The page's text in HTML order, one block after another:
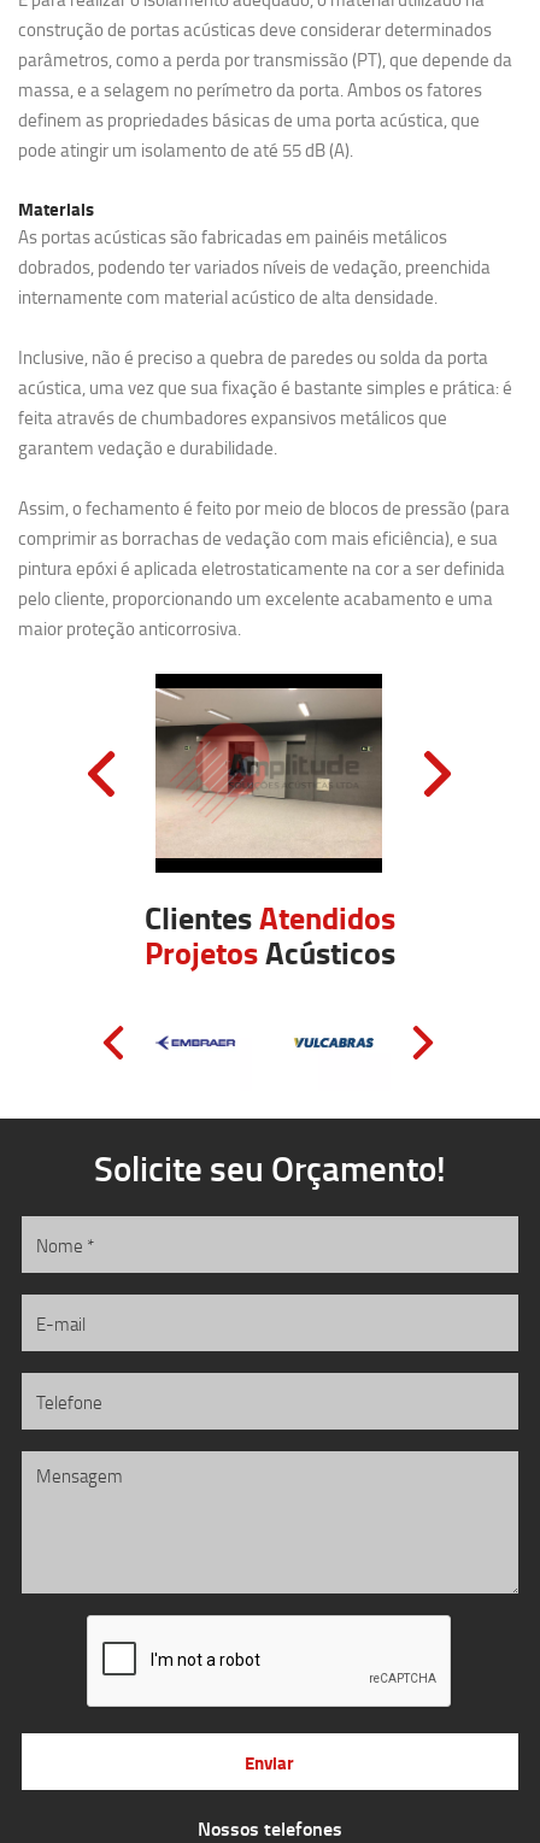
construção de portas acústicas deve considerar determinados
parâmetros, como a perda por transmissão (PT), que depende da
massa, e a selagem no perímetro da porta. Ambos os fatores
definem as propriedades básicas de uma porta acústica, que
pode atingir um isolamento de até 55 dB (A).
Materiais
As portas acústicas são fabricadas em painéis metálicos
dobrados, podendo ter variados níveis de vedação, preenchida
internamente com material acústico de alta densidade.
Inclusive, não é preciso a quebra de paredes ou solda da porta
acústica, uma vez que sua fixação é bastante simples e prática: é
feita através de chumbadores expansivos metálicos que
garantem vedação e durabilidade.
Assim, o fechamento é feito por meio de blocos de pressão (para
comprimir as borrachas de vedação com mais eficiência), e sua
pintura epóxi é aplicada eletrostaticamente na cor a ser definida
pelo cliente, proporcionando um excelente acabamento e uma
maior proteção anticorrosiva.
ClientesAtendidos
ProjetosAcústicos
Nossos telefones
Solicite seu Orçamento!
Enviar